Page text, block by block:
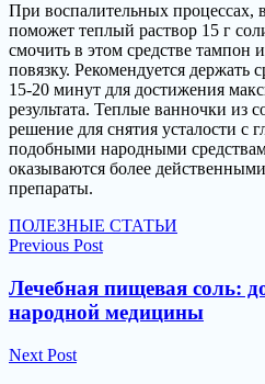
При воспалительных процессах,
поможет теплый раствор 15 г
смочить в этом средстве тампон
повязку. Рекомендуется держать
15-20 минут для достижения
результата. Теплые ванночки из
решение для снятия усталости с
подобными народными
оказываются более
препараты.
ПОЛЕЗНЫЕ СТАТЬИ
Навигация
по
записям
Previous Post
Лечебная пищевая соль:
народной медицины
Next Post